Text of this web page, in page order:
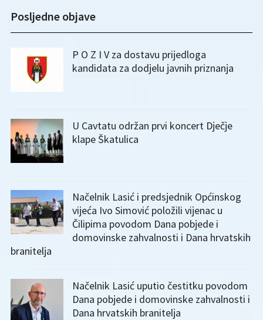
Posljedne objave
P O Z I V za dostavu prijedloga
kandidata za dodjelu javnih priznanja
U Cavtatu održan prvi koncert Dječje
klape Škatulica
Načelnik Lasić i predsjednik Općinskog
vijeća Ivo Simović položili vijenac u
Čilipima povodom Dana pobjede i
domovinske zahvalnosti i Dana hrvatskih
branitelja
Načelnik Lasić uputio čestitku povodom
Dana pobjede i domovinske zahvalnosti i
Dana hrvatskih branitelja